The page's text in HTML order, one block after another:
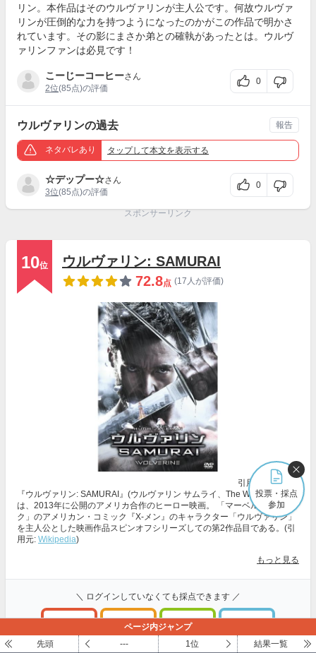
リン。本作品はそのウルヴァリンが主人公です。何故ウルヴァ
リンが圧倒的な力を持つようになったのかがこの作品で明かさ
れています。その影にまさか弟との確執があったとは。ウルヴ
ァリンファンは必見です！
こーじーコーヒーさん
2位(85点)の評価
0
ウルヴァリンの過去
ネタバレあり タップして本文を表示する
☆デップー☆さん
3位(85点)の評価
0
報告
スポンサーリンク
10位
ウルヴァリン: SAMURAI
72.8点 (17人が評価)
引用元:
Amazon
『ウルヴァリン: SAMURAI』(ウルヴァリン サムライ、The Wolverine)
は、2013年に公開のアメリカ合作のヒーロー映画。 「マーベル・コミッ
ク」のアメリカン・コミック『X-メン』のキャラクター「ウルヴァリン」
を主人公とした映画作品スピンオフシリーズしての第2作品目である。(引
用元: Wikipedia)
もっと見る
＼ ログインしていなくても採点できます ／
100～81点
いいね
80～61点
普通
60～41点 40～1点
投票・採点
参加
ページ内ジャンプ
先頭
--- 1位 結果一覧